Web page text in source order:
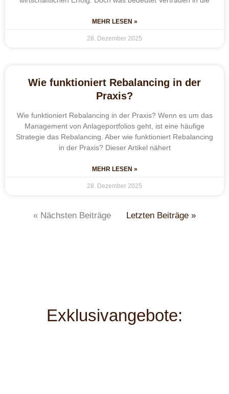
MEHR LESEN »
28. Dezember 2025
Wie funktioniert Rebalancing in der
Praxis?
Wie funktioniert Rebalancing in der Praxis? Wenn es um das
Management von Anlageportfolios geht, ist eine häufige
Strategie das Rebalancing. Aber wie funktioniert Rebalancing
in der Praxis? Dieser Artikel nähert
MEHR LESEN »
28. Dezember 2025
« Nächsten Beiträge Letzten Beiträge »
Exklusivangebote: